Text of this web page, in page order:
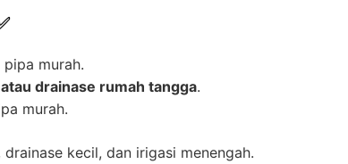
murah.
drainase rumah tangga.
murah.
kecil, dan irigasi menengah.